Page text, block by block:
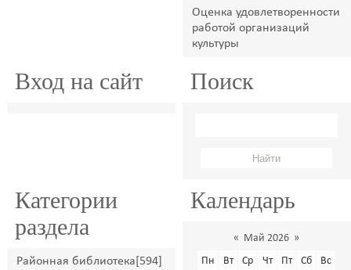
Оценка удовлетворенности
работой организаций
культуры
Вход на сайт Поиск
Категории
раздела
Районная библиотека [594]
Календарь
« Май 2026 »
Пн
Вт Ср Чт Пт Сб
Вс